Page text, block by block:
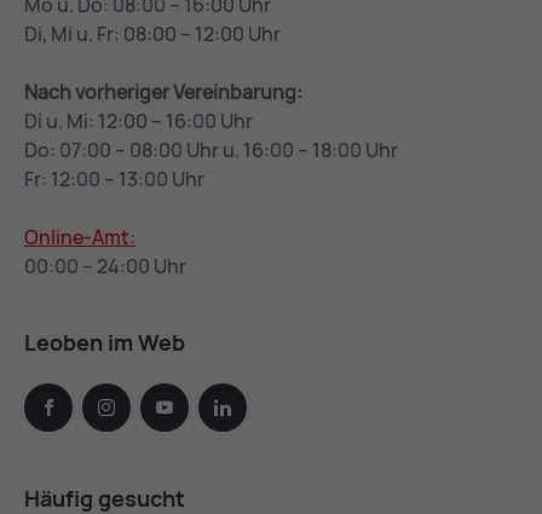
Mo u. Do: 08:00 – 16:00 Uhr
Di, Mi u. Fr: 08:00 – 12:00 Uhr
Nach vorheriger Vereinbarung:
Di u. Mi: 12:00 – 16:00 Uhr
Do: 07:00 – 08:00 Uhr u. 16:00 – 18:00 Uhr
Fr: 12:00 – 13:00 Uhr
Online-Amt:
00:00 – 24:00 Uhr
Leoben im Web
facebook instagramyoutube linkedin
Häufig gesucht